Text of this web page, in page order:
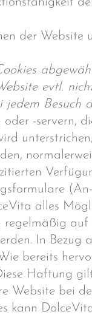
der
evtl.
Besuch
-servern,
alles
regelmäßig
In
bereits
Haftung
Website bei
kann